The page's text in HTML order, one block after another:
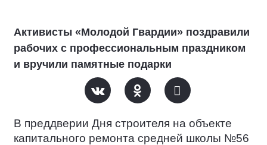
Активисты «Молодой Гвардии» поздравили
рабочих с профессиональным праздником
и вручили памятные подарки
В преддверии Дня строителя на объекте
капитального ремонта средней школы №56